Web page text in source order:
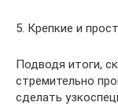
5. Крепкие и
Подводя итоги,
стремительно
сделать